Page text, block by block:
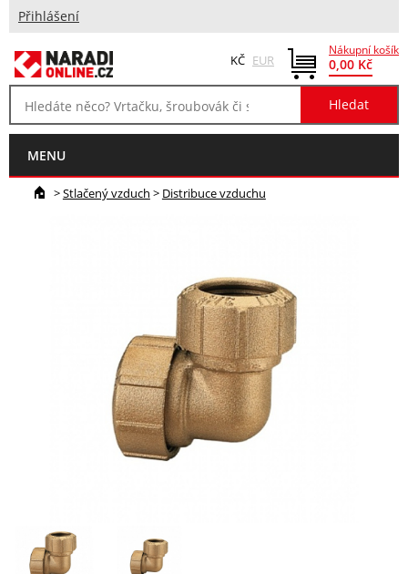
Přihlášení
Nákupní košík
0,00 Kč
KČ EUR
MENU
>Stlačený vzduch > Distribuce vzduchu